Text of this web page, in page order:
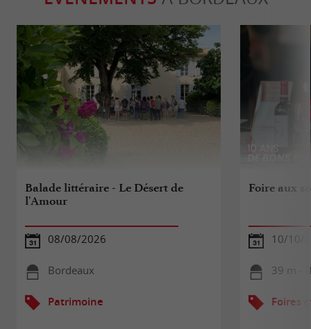
Balade littéraire - Le Désert de
l'Amour
08/08/2026
Bordeaux
Patrimoine
Foire aux
10/10/
39 m -
Foires